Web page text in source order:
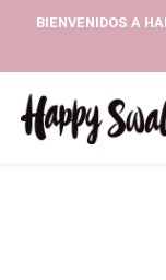
BIENVENIDOS A